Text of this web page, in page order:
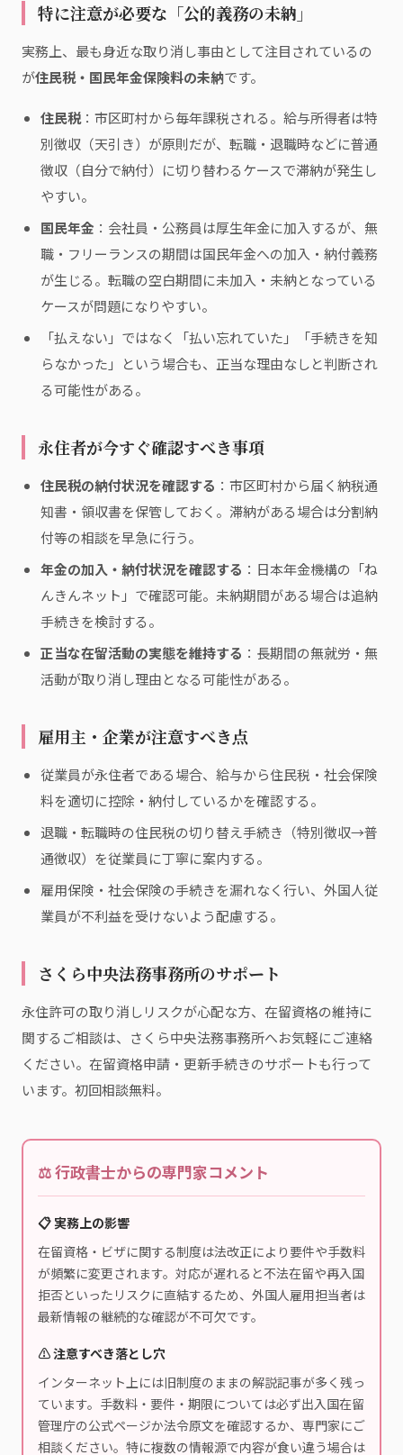
特に注意が必要な「公的義務の未納」
実務上、最も身近な取り消し事由として注目されているの
が住民税・国民年金保険料の未納です。
住民税：市区町村から毎年課税される。給与所得者は特
別徴収（天引き）が原則だが、転職・退職時などに普通
徴収（自分で納付）に切り替わるケースで滞納が発生し
やすい。
国民年金 ：会社員・公務員は厚生年金に加入するが、無
職・フリーランスの期間は国民年金への加入・納付義務
が生じる。転職の空白期間に未加入・未納となっている
ケースが問題になりやすい。
「払えない」ではなく「払い忘れていた」「手続きを知
らなかった」という場合も、正当な理由なしと判断され
る可能性がある。
永住者が今すぐ確認すべき事項
住民税の納付状況を確認する ：市区町村から届く納税通
知書・領収書を保管しておく。滞納がある場合は分割納
付等の相談を早急に行う。
年金の加入・納付状況を確認する ：日本年金機構の「ね
んきんネット」で確認可能。未納期間がある場合は追納
手続きを検討する。
正当な在留活動の実態を維持する ：長期間の無就労・無
活動が取り消し理由となる可能性がある。
雇用主・企業が注意すべき点
従業員が永住者である場合、給与から住民税・社会保険
料を適切に控除・納付しているかを確認する。
退職・転職時の住民税の切り替え手続き（特別徴収→普
通徴収）を従業員に丁寧に案内する。
雇用保険・社会保険の手続きを漏れなく行い、外国人従
業員が不利益を受けないよう配慮する。
さくら中央法務事務所のサポート
永住許可の取り消しリスクが心配な方、在留資格の維持に
関するご相談は、さくら中央法務事務所へお気軽にご連絡
ください。在留資格申請・更新手続きのサポートも行って
います。初回相談無料。
⚖️ 行政書士からの専門家コメント
📋 実務上の影響
在留資格・ビザに関する制度は法改正により要件や手数料
が頻繁に変更されます。対応が遅れると不法在留や再入国
拒否といったリスクに直結するため、外国人雇用担当者は
最新情報の継続的な確認が不可欠です。
⚠️ 注意すべき落とし穴
インターネット上には旧制度のままの解説記事が多く残っ
ています。手数料・要件・期限については必ず出入国在留
管理庁の公式ページか法令原文を確認するか、専門家にご
相談ください。特に複数の情報源で内容が食い違う場合は